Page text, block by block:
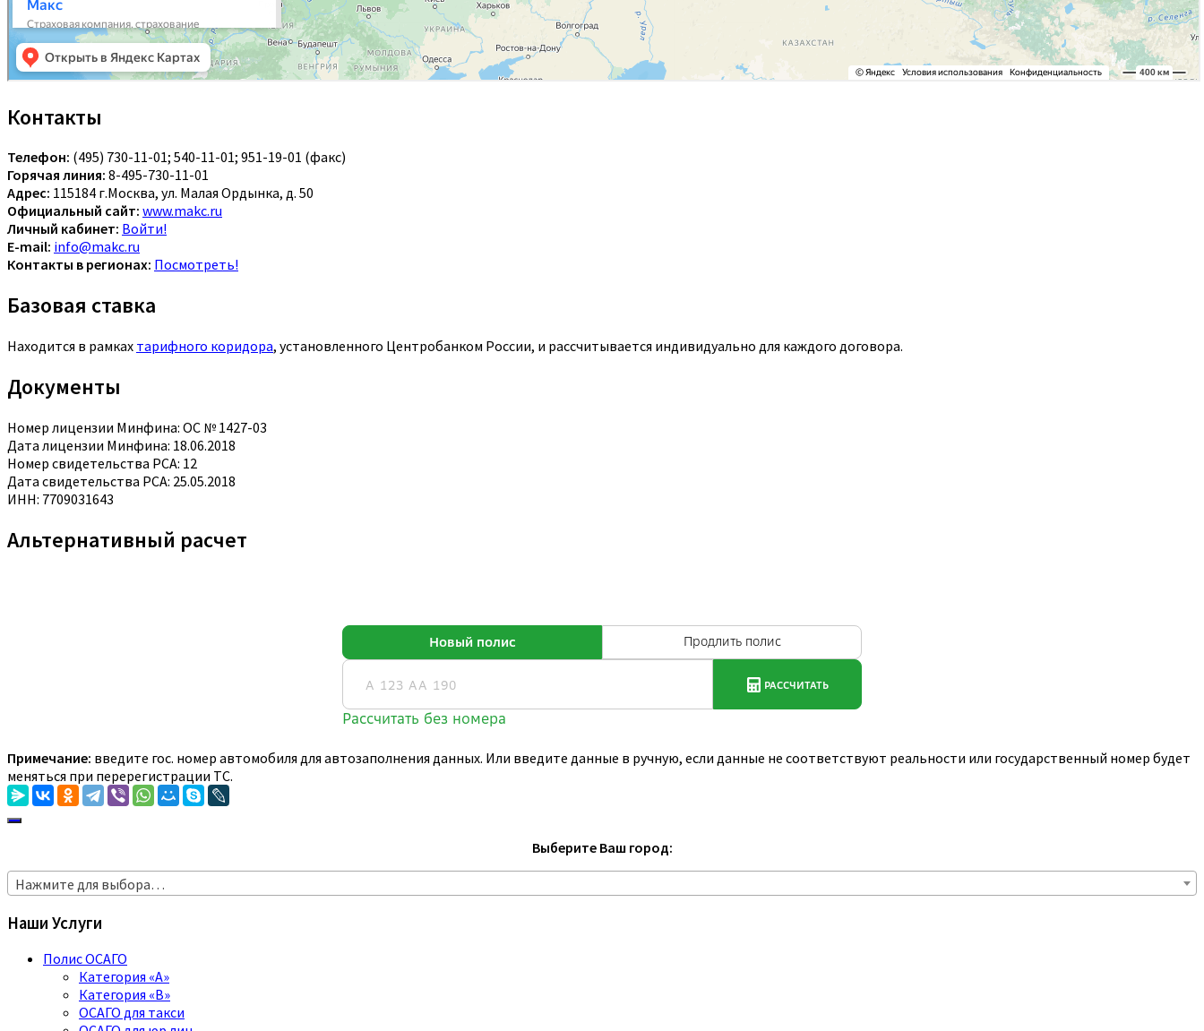
Контакты
Телефон: (495) 730-11-01; 540-11-01; 951-19-01 (факс)
Горячая линия: 8-495-730-11-01
Адрес: 115184 г.Москва, ул. Малая Ордынка, д. 50
Официальный сайт: www.makc.ru
Личный кабинет: Войти!
E-mail: info@makc.ru
Контакты в регионах: Посмотреть!
Базовая ставка
Находится в рамках тарифного коридора, установленного Центробанком России, и рассчитывается индивидуально для каждого договора.
Документы
Номер лицензии Минфина: ОС № 1427-03
Дата лицензии Минфина: 18.06.2018
Номер свидетельства РСА: 12
Дата свидетельства РСА: 25.05.2018
ИНН: 7709031643
Альтернативный расчет
Примечание: введите гос. номер автомобиля для автозаполнения данных. Или введите данные в ручную, если данные не соответствуют реальности или государственный номер будет
меняться при перерегистрации ТС.
Выберите Ваш город:
Нажмите для выбора…
Наши Услуги
Полис ОСАГО
Категория «A»
Категория «B»
ОСАГО для такси